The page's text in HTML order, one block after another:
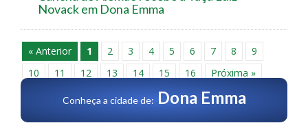
Novack em Dona Emma
« Anterior 1 2 3 4 5 6 7 8
9
10
11 12 13 14 15 16 Próxima »
Conheça a cidade de: Dona Emma